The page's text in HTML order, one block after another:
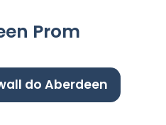
Prom
do Aberdeen